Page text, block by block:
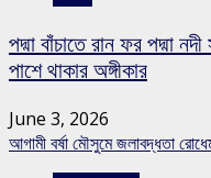
পদ্মা বাঁচাতে রান ফর পদ্মা
পাশে থাকার অঙ্গীকার
June 3, 2026
আগামী বর্ষা মৌসুমে জলাবদ্ধতা